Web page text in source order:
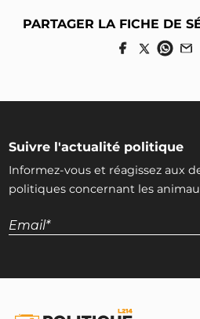
PARTAGER LA FICHE DE
Suivre l'actualité politique
Informez-vous et réagissez aux
politiques concernant les